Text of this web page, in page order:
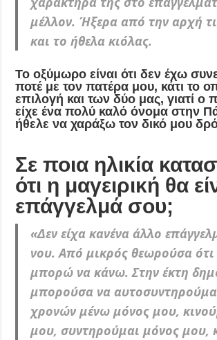
μέλλον. Ήξερα από την αρχή
και το ήθελα κιόλας.
Το οξύμωρο είναι ότι δεν έχω
ποτέ με τον πατέρα μου, κάτι το
επιλογή και των δύο μας, γιατί ο
είχε ένα πολύ καλό όνομα στην
ήθελε να χαράξω τον δικό μου
Σε ποια ηλικία
ότι η μαγειρική θα
επάγγελμά σου;
«Δεν είχα κανένα άλλο
νου. Από μικρός θεωρούσα
μπορώ να κάνω. Στην έκτη
μπορούσα να
χρονών μένω μόνος μου,
μου, συντηρούμαι μόνος μου,